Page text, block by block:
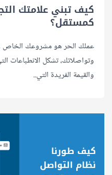
كيف تبني علامتك
كمستقل؟
عملك الحر هو مشروعك الخاص
وتواصلاتك، تشكل الانطباعات
والقيمة الفريدة التي..